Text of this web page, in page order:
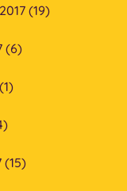
(19)
(6)
(15)